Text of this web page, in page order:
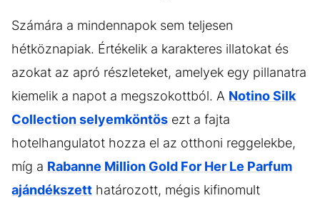
Számára a mindennapok sem teljesen
hétköznapiak. Értékelik a karakteres illatokat és
azokat az apró részleteket, amelyek egy pillanatra
kiemelik a napot a megszokottból. A Notino Silk
Collection selyemköntös ezt a fajta
hotelhangulatot hozza el az otthoni reggelekbe,
míg a Rabanne Million Gold For Her Le Parfum
ajándékszett határozott, mégis kifinomult